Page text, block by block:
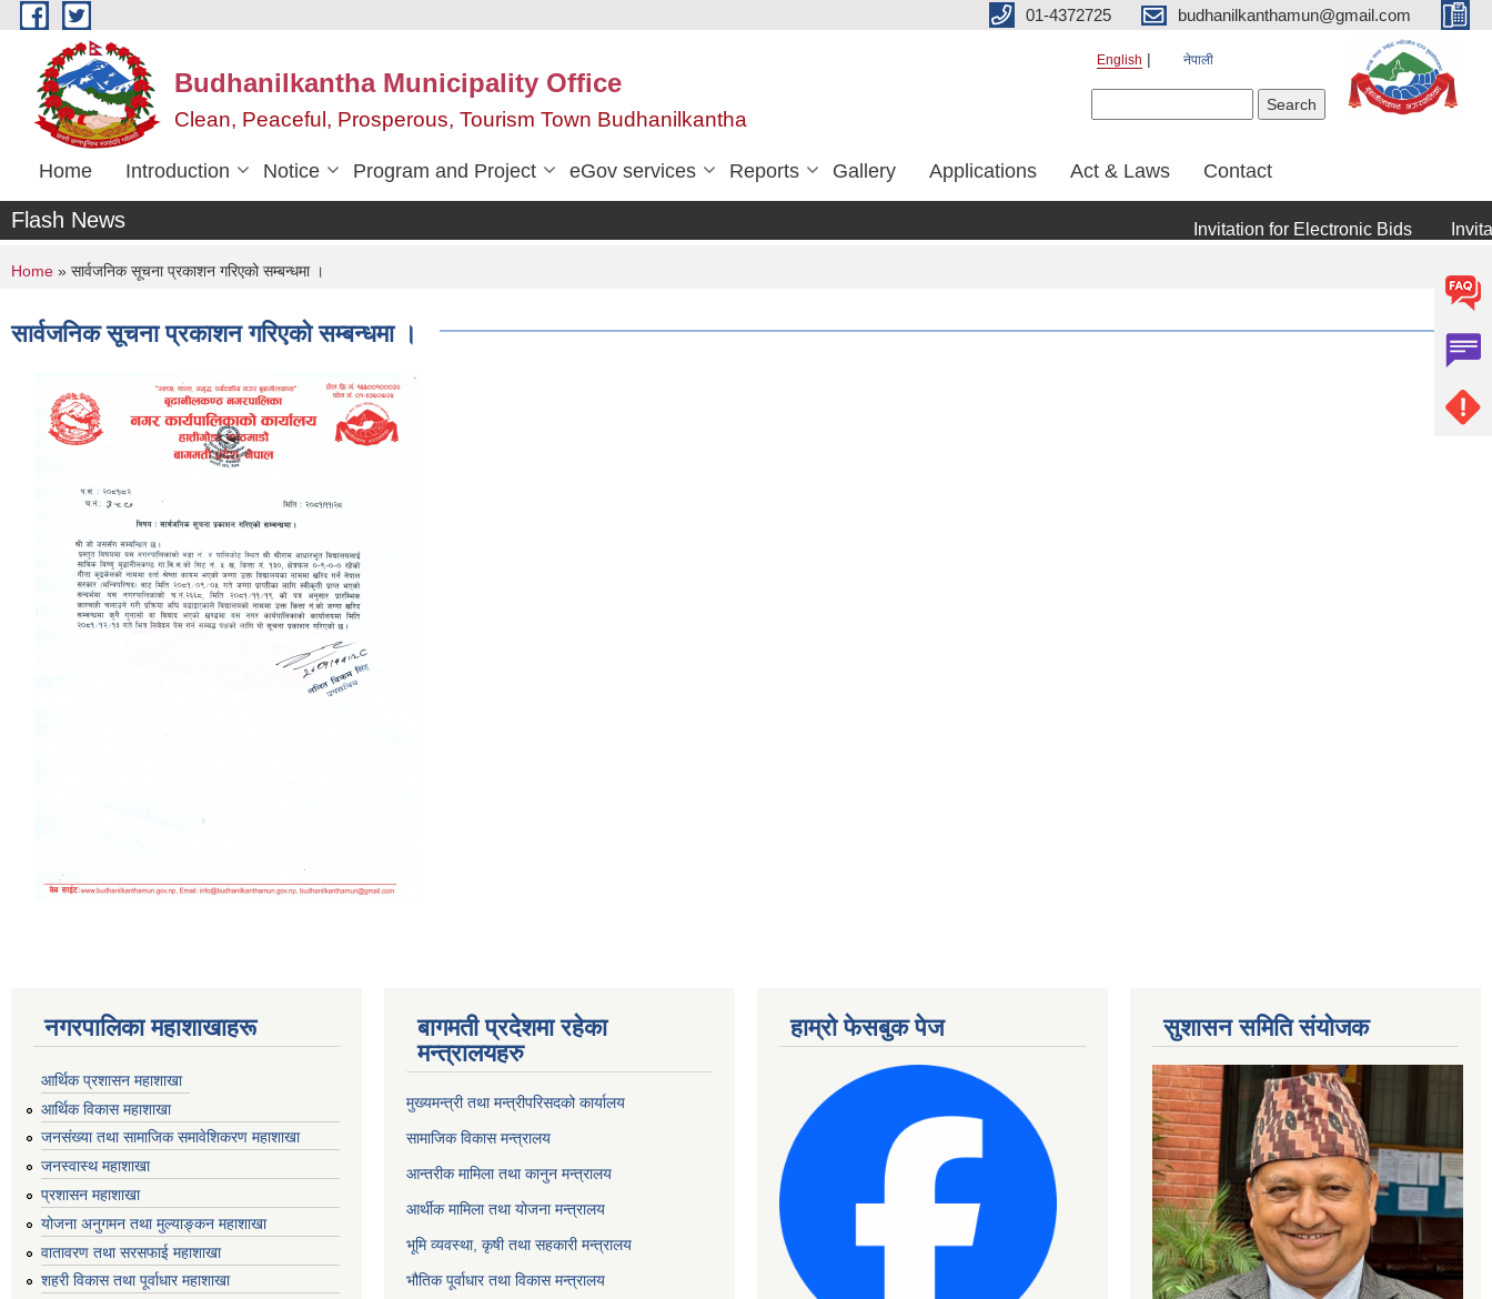
Skip to main content 01-4372725 budhanilkanthamun@gmail.com
Budhanilkantha Municipality Office
Clean, Peaceful, Prosperous, Tourism Town Budhanilkantha
English नेपाली
Home Introduction Notice Program and Project eGov services Reports Gallery Applications Act & Laws Contact
Flash News Invitation for Electronic Bids
You are here
Home » सार्वजनिक सूचना प्रकाशन गरिएको सम्बन्धमा ।
सार्वजनिक सूचना प्रकाशन गरिएको सम्बन्धमा ।
नगरपालिका महाशाखाहरू
आर्थिक प्रशासन महाशाखा
आर्थिक विकास महाशाखा
जनसंख्या तथा सामाजिक समावेशिकरण महाशाखा
जनस्वास्थ महाशाखा
प्रशासन महाशाखा
योजना अनुगमन तथा मुल्याङ्कन महाशाखा
वातावरण तथा सरसफाई महाशाखा
शहरी विकास तथा पूर्वाधार महाशाखा
बागमती प्रदेशमा रहेका
मन्त्रालयहरु
मुख्यमन्त्री तथा मन्त्रीपरिसदको कार्यालय
सामाजिक विकास मन्त्रालय
आन्तरीक मामिला तथा कानुन मन्त्रालय
आर्थीक मामिला तथा योजना मन्त्रालय
भूमि व्यवस्था, कृषी तथा सहकारी मन्त्रालय
भौतिक पूर्वाधार तथा विकास मन्त्रालय
हाम्रो फेसबुक पेज सुशासन समिति संयोजक